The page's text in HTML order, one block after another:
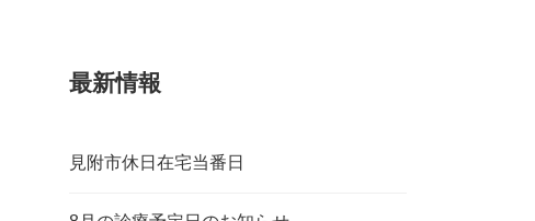
最新情報
見附市休日在宅当番日